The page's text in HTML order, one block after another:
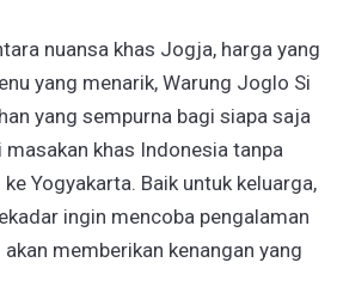
nuansa khas Jogja, harga yang
yang menarik, Warung Joglo Si
yang sempurna bagi siapa saja
khas Indonesia tanpa
Yogyakarta. Baik untuk keluarga,
ingin mencoba pengalaman
memberikan kenangan yang